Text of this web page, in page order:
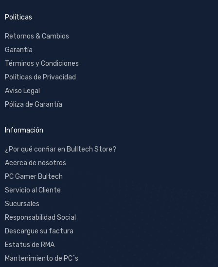
Políticas
Retornos & Cambios
Garantía
Términos y Condiciones
Políticas de Privacidad
Aviso Legal
Póliza de Garantía
Información
¿Por qué confiar en Bulltech Store?
Acerca de nosotros
PC Gamer Bultech
Servicio al Cliente
Sucursales
Responsabilidad Social
Descargue su factura
Estatus de RMA
Mantenimiento de PC´s